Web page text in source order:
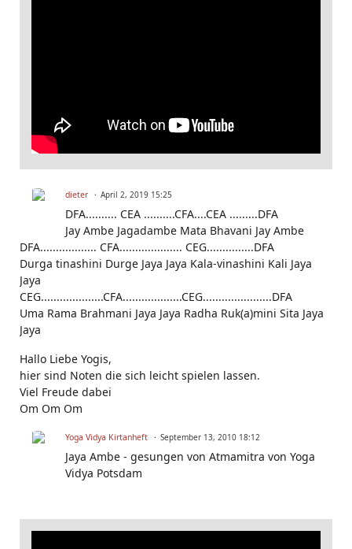
dieter April 2, 2019 15:25
DFA.......... CEA ..........CFA....CEA .........DFA
Jay Ambe Jagadambe Mata Bhavani Jay Ambe
DFA.................. CFA.................... CEG...............DFA
Durga tinashini Durge Jaya Jaya Kala-vinashini Kali Jaya
Jaya
CEG....................CFA...................CEG......................DFA
Uma Rama Brahmani Jaya Jaya Radha Ruk(a)mini Sita Jaya
Jaya
Hallo Liebe Yogis,
hier sind Noten die sich leicht spielen lassen.
Viel Freude dabei
Om Om Om
Yoga Vidya Kirtanheft September 13, 2010 18:12
Jaya Ambe - gesungen von Atmamitra von Yoga
Vidya Potsdam